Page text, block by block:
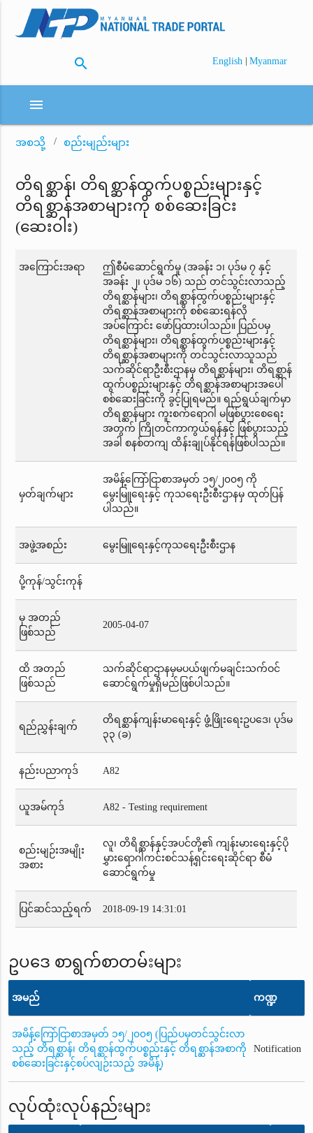
search English | Myanmar
menu
အစသို့ စည်းမျည်းများ
တိရစ္ဆာန်၊ တိရစ္ဆာန်ထွက်ပစ္စည်းများနှင့်
တိရစ္ဆာန်အစာများကို စစ်ဆေးခြင်း
(ဆေးဝါး)
အကြောင်းအရာ
ဤစီမံဆောင်ရွက်မှု (အခန်း ၁၊ ပုဒ်မ ၇ နှင့်
အခန်း ၂၊ ပုဒ်မ ၁၆) သည် တင်သွင်းလာသည့်
တိရစ္ဆာန်များ၊ တိရစ္ဆာန်ထွက်ပစ္စည်းများနှင့်
တိရစ္ဆာန်အစာများကို စစ်ဆေးရန်လို
အပ်ကြောင်း ဖော်ပြထားပါသည်။ ပြည်ပမှ
တိရစ္ဆာန်များ၊ တိရစ္ဆာန်ထွက်ပစ္စည်းများနှင့်
တိရစ္ဆာန်အစာများကို တင်သွင်းလာသူသည်
သက်ဆိုင်ရာဦးစီးဌာနမှ တိရစ္ဆာန်များ၊ တိရစ္ဆာန်
ထွက်ပစ္စည်းများနှင့် တိရစ္ဆာန်အစာများအပေါ်
စစ်ဆေးခြင်းကို ခွင့်ပြုရမည်။ ရည်ရွယ်ချက်မှာ
တိရစ္ဆာန်များ ကူးစက်ရောဂါ မဖြစ်ပွားစေရေး
အတွက် ကြိုတင်ကာကွယ်ရန်နှင့် ဖြစ်ပွားသည့်
အခါ စနစ်တကျ ထိန်းချုပ်နိုင်ရန်ဖြစ်ပါသည်။
မှတ်ချက်များ
အမိန့်ကြော်ငြာစာအမှတ် ၁၅/၂၀၀၅ ကို
မွေးမြူရေးနှင့် ကုသရေးဦးစီးဌာနမှ ထုတ်ပြန်
ပါသည်။
အဖွဲ့အစည်း မွေးမြူရေးနှင့်ကုသရေးဦးစီးဌာန
ပို့ကုန်/သွင်းကုန်
မှ အတည်
ဖြစ်သည်
2005-04-07
ထိ အတည်
ဖြစ်သည်
သက်ဆိုင်ရာဌာနမှမပယ်ဖျက်မချင်းသက်ဝင်
ဆောင်ရွက်မှုရှိမည်ဖြစ်ပါသည်။
ရည်ညွှန်းချက်
တိရစ္ဆာန်ကျန်းမာရေးနှင့် ဖွံ့ဖြိုးရေးဥပဒေ၊ ပုဒ်မ
၃၃ (ခ)
နည်းပညာကုဒ် A82
ယူအမ်ကုဒ် A82 - Testing requirement
စည်းမျဉ်းအမျိုး
အစား
လူ၊ တိရိစ္ဆာန်နှင့်အပင်တို့၏ ကျန်းမားရေးနှင့်ပို
မွှားရောဂါကင်းစင်သန့်ရှင်းရေးဆိုင်ရာ စီမံ
ဆောင်ရွက်မှု
ပြင်ဆင်သည့်ရက် 2018-09-19 14:31:01
ဥပဒေ စာရွက်စာတမ်းများ
အမည် ကဏ္ဍ
အမိန့်ကြော်ငြာစာအမှတ် ၁၅/၂၀၀၅ (ပြည်ပမှတင်သွင်းလာ
သည့် တိရစ္ဆာန်၊ တိရစ္ဆာန်ထွက်ပစ္စည်းနှင့် တိရစ္ဆာန်အစာကို
စစ်ဆေးခြင်းနှင့်စပ်လျဉ်းသည့် အမိန့်)
Notification
လုပ်ထုံးလုပ်နည်းများ